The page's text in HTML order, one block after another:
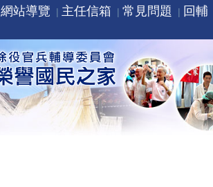
網站導覽 主任信箱 常見問題
回輔